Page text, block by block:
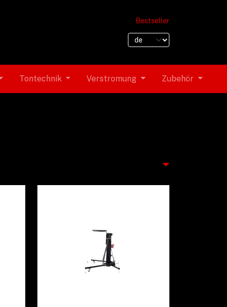
Bestseller
Tontechnik Verstromung Zubehör